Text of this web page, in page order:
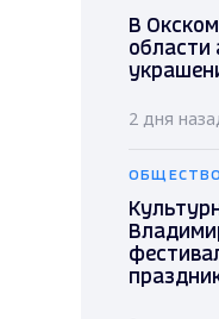
В
области
2 дня
ОБЩЕСТВО